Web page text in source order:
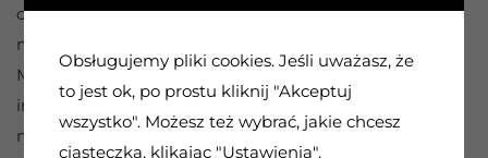
od tej Siły, z wyjątkiem wyobrażenia które możemy
mieć w naszych własnych umysłach.
Musimy pamiętać, że zawsze będziemy potrzebować
innych ludzi. Możemy wierzyć, że jesteśmy całkowicie
niezależni, ale prawda jest taka, że żadna osoba nie
Obsługujemy pliki cookies. Jeśli uważasz, że
to jest ok, po prostu kliknij "Akceptuj
wszystko". Możesz też wybrać, jakie chcesz
ciasteczka, klikając "Ustawienia".